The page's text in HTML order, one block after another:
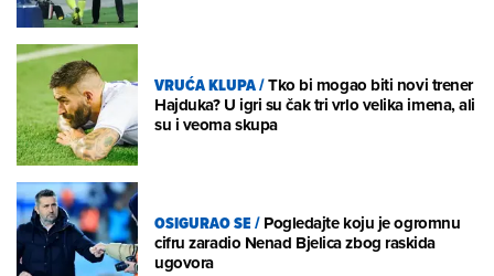
VRUĆA KLUPA/Tko bi mogao biti novi trener
Hajduka? U igri su čak tri vrlo velika imena, ali
su i veoma skupa
OSIGURAO SE/Pogledajte koju je ogromnu
cifru zaradio Nenad Bjelica zbog raskida
ugovora